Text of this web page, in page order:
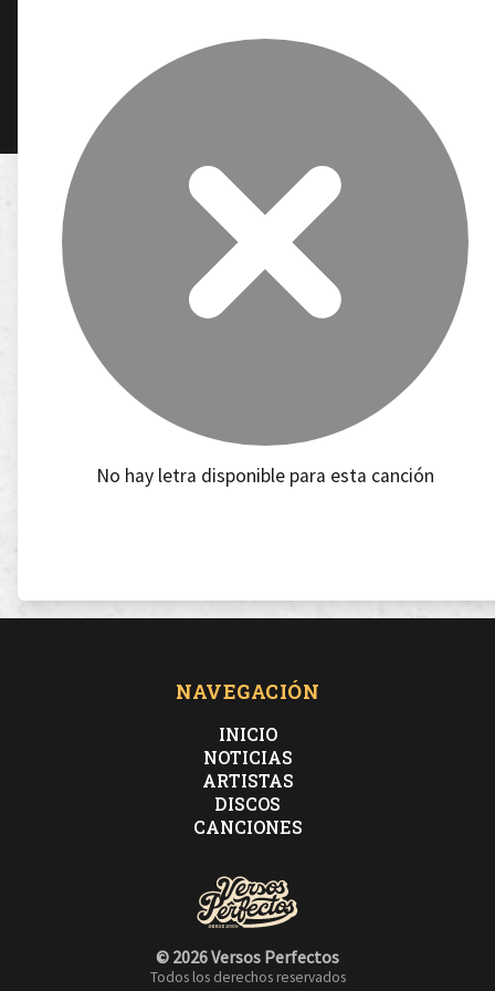
No hay letra disponible para esta canción
NAVEGACIÓN
INICIO
NOTICIAS
ARTISTAS
DISCOS
CANCIONES
© 2026 Versos Perfectos
Todos los derechos reservados